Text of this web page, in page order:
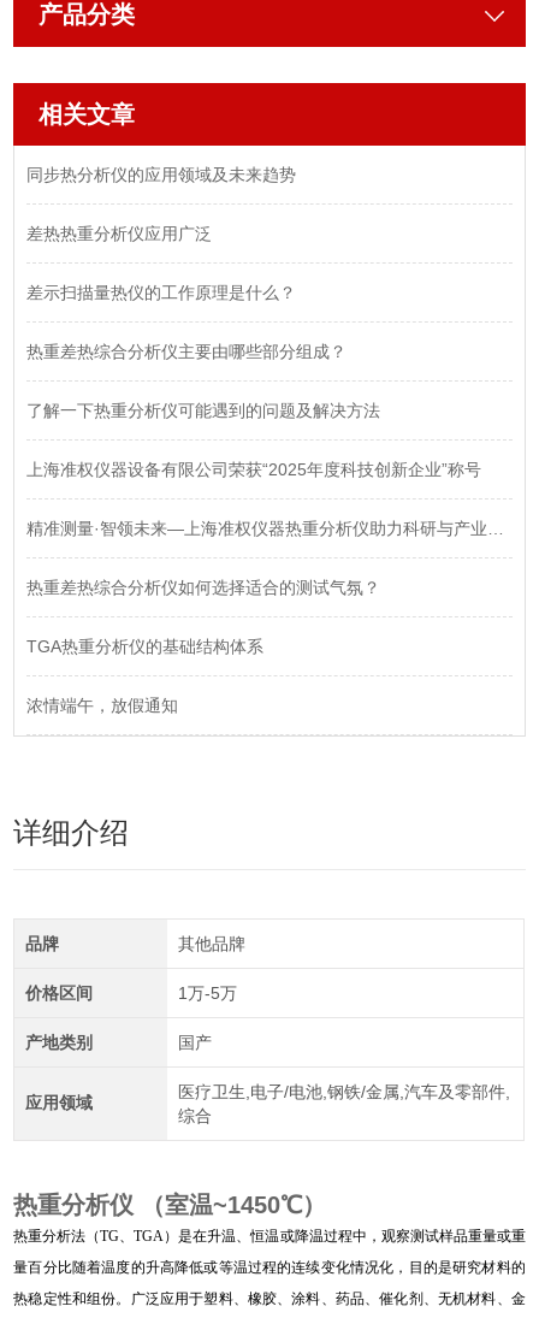
产品分类
相关文章
同步热分析仪的应用领域及未来趋势
差热热重分析仪应用广泛
差示扫描量热仪的工作原理是什么？
热重差热综合分析仪主要由哪些部分组成？
了解一下热重分析仪可能遇到的问题及解决方法
上海准权仪器设备有限公司荣获“2025年度科技创新企业”称号
精准测量·智领未来—上海准权仪器热重分析仪助力科研与产业升级
热重差热综合分析仪如何选择适合的测试气氛？
TGA热重分析仪的基础结构体系
浓情端午，放假通知
详细介绍
品牌 其他品牌
价格区间 1万-5万
产地类别 国产
应用领域
医疗卫生,电子/电池,钢铁/金属,汽车及零部件,
综合
热重分析仪 （室温~1450℃）
热重分析法（TG、TGA）是在升温、恒温或降温过程中，观察测试样品重量或重
量百分比随着温度的升高降低或等温过程的连续变化情况化，目的是研究材料的
热稳定性和组份。广泛应用于塑料、橡胶、涂料、药品、催化剂、无机材料、金